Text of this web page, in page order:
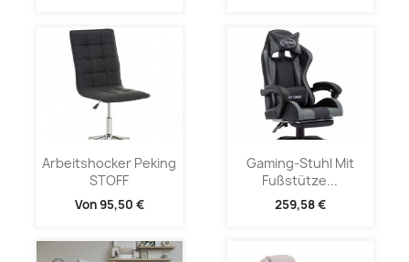
Arbeitshocker Peking
STOFF
Von95,50 €
Gaming-Stuhl Mit
Fußstütze...
259,58 €